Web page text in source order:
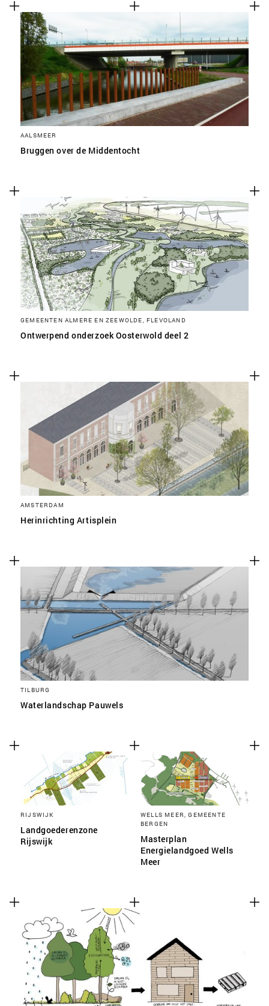
AALSMEER
Bruggen over de Middentocht
GEMEENTEN ALMERE EN ZEEWOLDE, FLEVOLAND
Ontwerpend onderzoek Oosterwold deel 2
AMSTERDAM
Herinrichting Artisplein
TILBURG
Waterlandschap Pauwels
RIJSWIJK
Landgoederenzone
Rijswijk
WELLS MEER, GEMEENTE
BERGEN
Masterplan
Energielandgoed Wells
Meer